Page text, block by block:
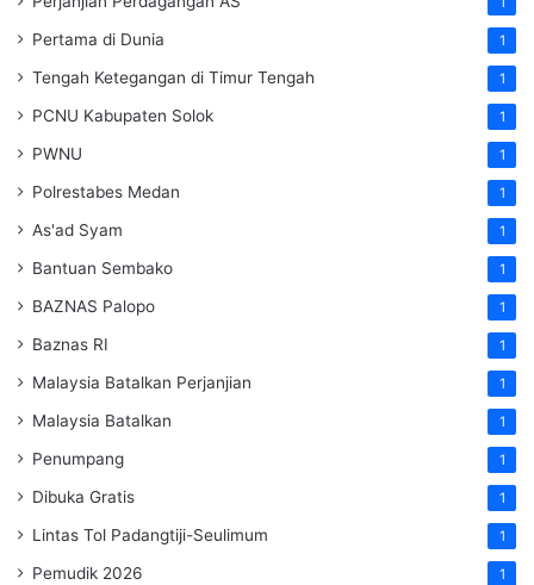
Pertama di Dunia 1
Tengah Ketegangan di Timur Tengah 1
PCNU Kabupaten Solok 1
PWNU 1
Polrestabes Medan 1
As'ad Syam 1
Bantuan Sembako 1
BAZNAS Palopo 1
Baznas RI 1
Malaysia Batalkan Perjanjian 1
Malaysia Batalkan 1
Penumpang 1
Dibuka Gratis 1
Lintas Tol Padangtiji-Seulimum 1
Pemudik 2026 1